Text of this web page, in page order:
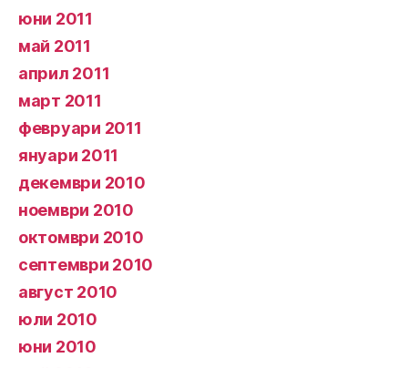
юни 2011
май 2011
април 2011
март 2011
февруари 2011
януари 2011
декември 2010
ноември 2010
октомври 2010
септември 2010
август 2010
юли 2010
юни 2010